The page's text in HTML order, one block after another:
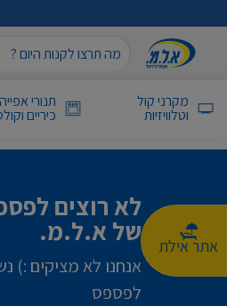
אתר אילת
מקרני קול
וטלוויזיות
תנורי
כיריים
לא רוצים
של א.ל.מ.
אנחנו לא מציקים :)
לפספס